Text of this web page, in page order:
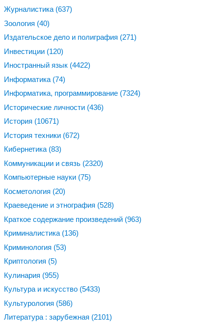
Журналистика (637)
Зоология (40)
Издательское дело и полиграфия (271)
Инвестиции (120)
Иностранный язык (4422)
Информатика (74)
Информатика, программирование (7324)
Исторические личности (436)
История (10671)
История техники (672)
Кибернетика (83)
Коммуникации и связь (2320)
Компьютерные науки (75)
Косметология (20)
Краеведение и этнография (528)
Краткое содержание произведений (963)
Криминалистика (136)
Криминология (53)
Криптология (5)
Кулинария (955)
Культура и искусство (5433)
Культурология (586)
Литература : зарубежная (2101)